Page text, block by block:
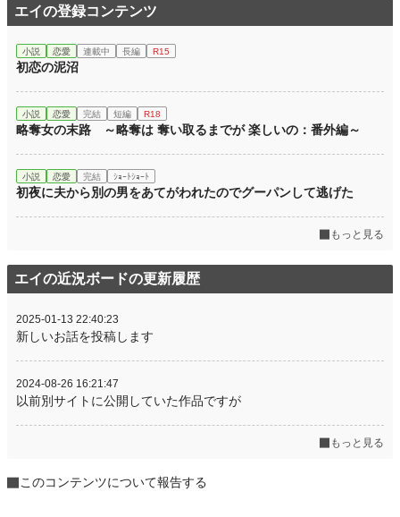
エイの登録コンテンツ
小説 恋愛 連載中 長編 R15
初恋の泥沼
小説 恋愛 完結 短編 R18
略奪女の末路 ～略奪は 奪い取るまでが 楽しいの：番外編～
小説 恋愛 完結 ｼｮｰﾄｼｮｰﾄ
初夜に夫から別の男をあてがわれたのでグーパンして逃げた
もっと見る
エイの近況ボードの更新履歴
2025-01-13 22:40:23
新しいお話を投稿します
2024-08-26 16:21:47
以前別サイトに公開していた作品ですが
もっと見る
このコンテンツについて報告する